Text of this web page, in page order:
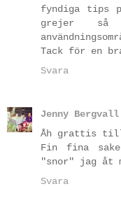
fyndiga tips
grejer
Tack för en
Svara
Jenny Bergvall
Åh grattis till
Fin fina
"snor" jag åt
Svara